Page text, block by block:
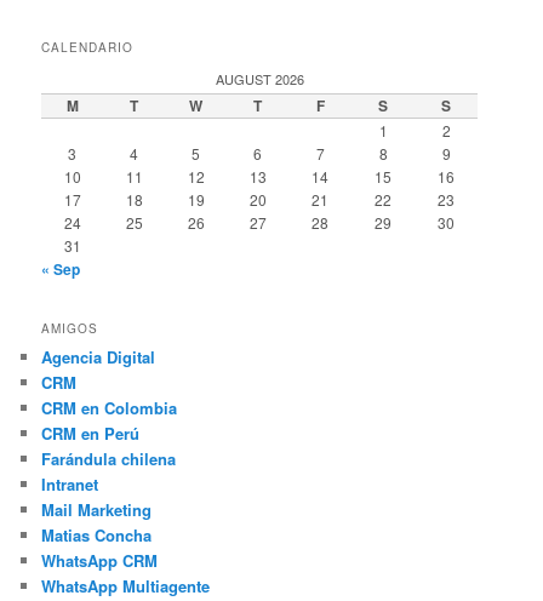
CALENDARIO
AUGUST 2026
M T W T F S S
1
2
3
4 5 6 7 8
9
10
11 12 13 14 15
16
17
18 19 20 21 22
23
24
25 26 27 28 29
30
31
« Sep
AMIGOS
Agencia Digital
CRM
CRM en Colombia
CRM en Perú
Farándula chilena
Intranet
Mail Marketing
Matias Concha
WhatsApp CRM
WhatsApp Multiagente